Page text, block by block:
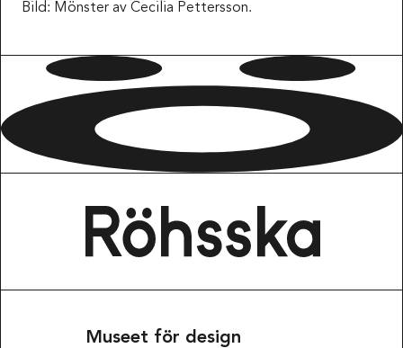
Bild: Mönster av Cecilia Pettersson.
Museet för design